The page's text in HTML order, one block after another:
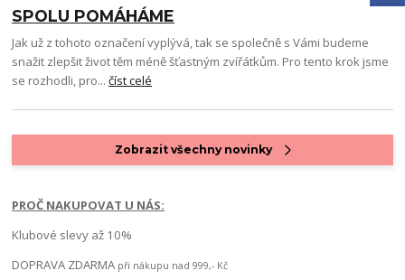
SPOLU POMÁHÁME
Jak už z tohoto označení vyplývá, tak se společně s Vámi budeme
snažit zlepšit život těm méně šťastným zvířátkům. Pro tento krok jsme
se rozhodli, pro...číst celé
Zobrazit všechny novinky
PROČ NAKUPOVAT U NÁS:
Klubové slevy až 10%
DOPRAVA ZDARMA při nákupu nad 999,- Kč